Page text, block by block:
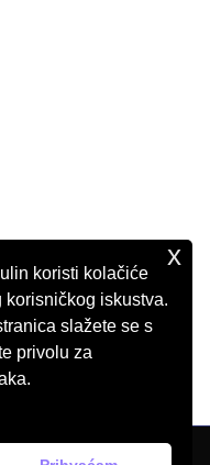
koristi kolačiće
iskustva.
slažete se s
privolu za
x